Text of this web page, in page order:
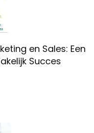
en Sales: Een
Succes